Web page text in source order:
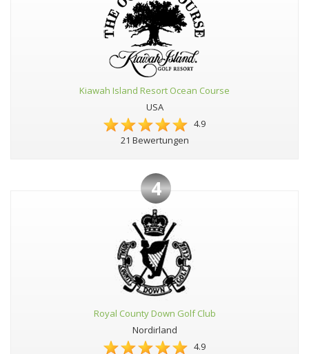
Kiawah Island Resort Ocean Course
USA
4.9
21 Bewertungen
4
Royal County Down Golf Club
Nordirland
4.9